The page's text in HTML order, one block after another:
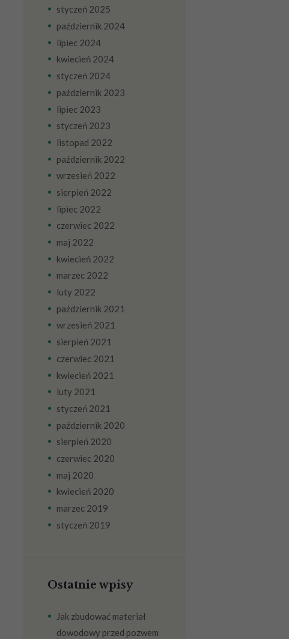
styczeń 2025
październik 2024
lipiec 2024
kwiecień 2024
styczeń 2024
październik 2023
lipiec 2023
styczeń 2023
listopad 2022
październik 2022
wrzesień 2022
sierpień 2022
lipiec 2022
czerwiec 2022
maj 2022
kwiecień 2022
marzec 2022
luty 2022
październik 2021
wrzesień 2021
sierpień 2021
czerwiec 2021
kwiecień 2021
luty 2021
styczeń 2021
październik 2020
sierpień 2020
czerwiec 2020
maj 2020
kwiecień 2020
marzec 2019
styczeń 2019
Ostatnie wpisy
Jak zbudować materiał
dowodowy przed pozwem